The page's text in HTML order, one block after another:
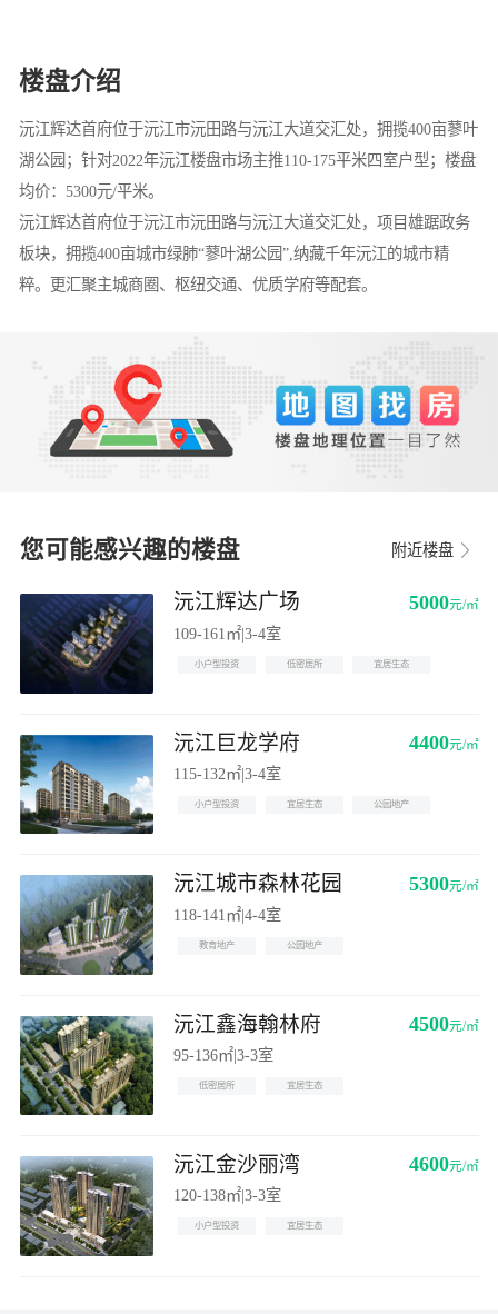
楼盘介绍
沅江辉达首府位于沅江市沅田路与沅江大道交汇处，拥揽400亩蓼叶
湖公园；针对2022年沅江楼盘市场主推110-175平米四室户型；楼盘
均价：5300元/平米。
沅江辉达首府位于沅江市沅田路与沅江大道交汇处，项目雄踞政务
板块，拥揽400亩城市绿肺“蓼叶湖公园”,纳藏千年沅江的城市精
粹。更汇聚主城商圈、枢纽交通、优质学府等配套。
您可能感兴趣的楼盘 附近楼盘
沅江辉达广场 5000元/㎡
109-161㎡|3-4室
小户型投资 低密居所 宜居生态
沅江巨龙学府 4400元/㎡
115-132㎡|3-4室
小户型投资 宜居生态 公园地产
沅江城市森林花园 5300元/㎡
118-141㎡|4-4室
教育地产 公园地产
沅江鑫海翰林府 4500元/㎡
95-136㎡|3-3室
低密居所 宜居生态
沅江金沙丽湾 4600元/㎡
120-138㎡|3-3室
小户型投资 宜居生态